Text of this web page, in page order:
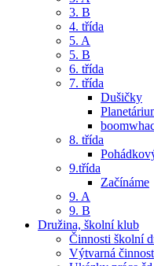
3. B
4. třída
5. A
5. B
6. třída
7. třída
Dušičky
8. třída
9.třída
Začínáme
9. A
9. B
Družina, školní klub
Činnosti školní
Výtvarná činnost